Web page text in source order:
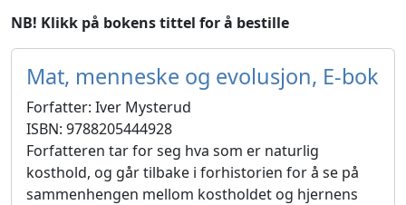
NB! Klikk på bokens tittel for å bestille
Mat, menneske og evolusjon, E-bok
Forfatter: Iver Mysterud
ISBN: 9788205444928
Forfatteren tar for seg hva som er naturlig
kosthold, og går tilbake i forhistorien for å se på
sammenhengen mellom kostholdet og hjernens